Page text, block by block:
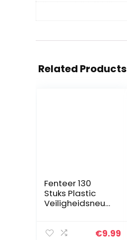
Related Products
Fenteer 130
Stuks Plastic
Veiligheidsneuz
Poppen Met
€9.99